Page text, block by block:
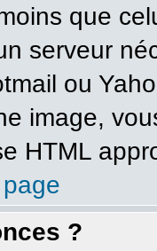
que
serveur
ou
image,
HTML
?